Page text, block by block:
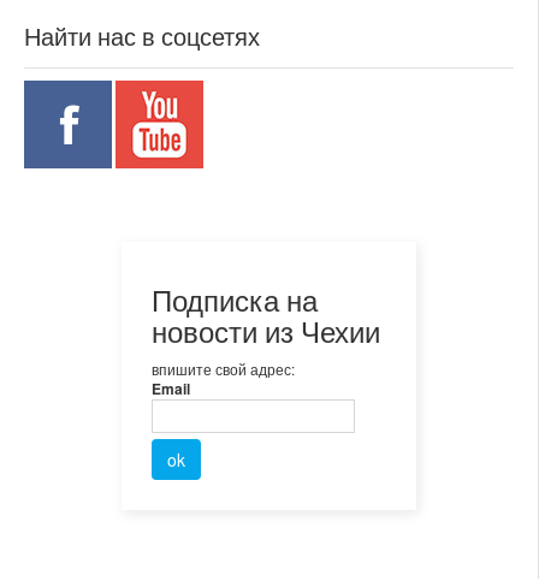
Найти нас в соцсетях
Подписка на
новости из Чехии
впишите свой адрес:
Email